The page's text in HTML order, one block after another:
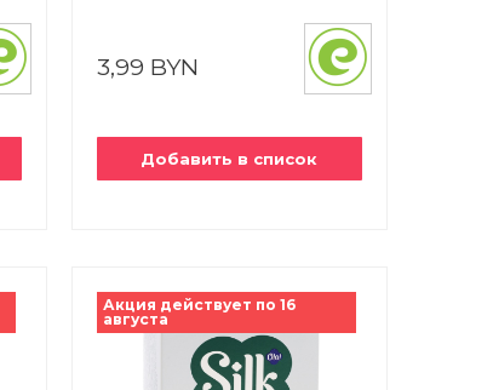
3,99 BYN
Добавить в список
Акция действует по 16
августа